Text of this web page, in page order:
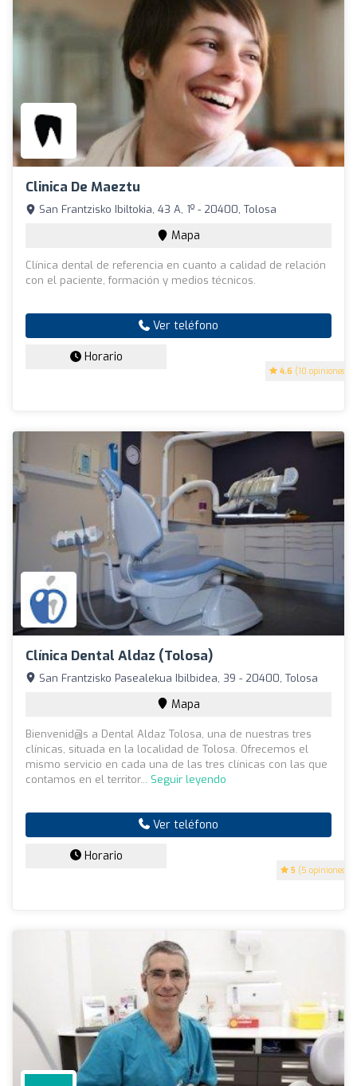
Clinica De Maeztu
4.6 (10 opiniones)
San Frantzisko Ibiltokia, 43 A, 1º - 20400, Tolosa
Mapa
Clínica dental de referencia en cuanto a calidad de relación
con el paciente, formación y medios técnicos.
Ver teléfono
Horario
Clínica Dental Aldaz (Tolosa)
5 (5 opiniones)
San Frantzisko Pasealekua Ibilbidea, 39 - 20400, Tolosa
Mapa
Bienvenid@s a Dental Aldaz Tolosa, una de nuestras tres
clínicas, situada en la localidad de Tolosa. Ofrecemos el
mismo servicio en cada una de las tres clínicas con las que
contamos en el territor... Seguir leyendo
Ver teléfono
Horario